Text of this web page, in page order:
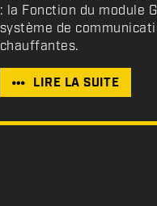
: la Fonction du module
système de
chauffantes.
LIRE LA SUITE